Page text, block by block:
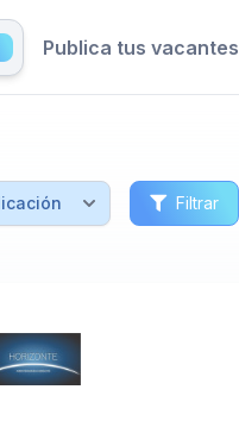
Publica tus vacantes
Filtrar